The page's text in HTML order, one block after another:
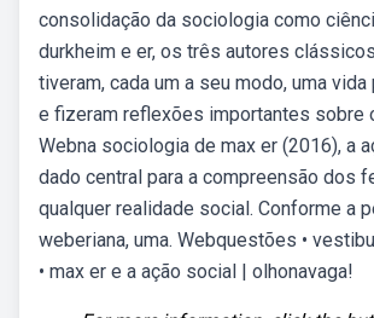
consolidação da sociologia como
durkheim e er, os três autores
tiveram, cada um a seu modo, uma
e fizeram reflexões importantes sobre
Webna sociologia de max er (2016), a
dado central para a compreensão dos
qualquer realidade social. Conforme a
weberiana, uma. Webquestões •
• max er e a ação social | olhonavaga!